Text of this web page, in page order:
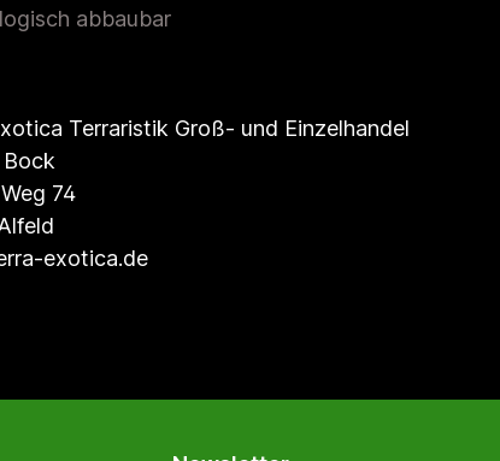
abbaubar
Terraristik Groß- und Einzelhandel
Bock
74
exotica.de